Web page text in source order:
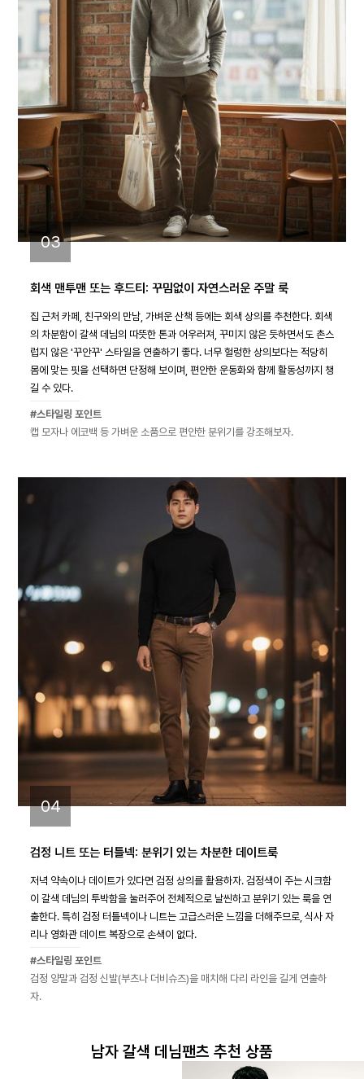
03
회색 맨투맨 또는 후드티: 꾸밈없이 자연스러운 주말 룩
집 근처 카페, 친구와의 만남, 가벼운 산책 등에는 회색 상의를 추천한다. 회색
의 차분함이 갈색 데님의 따뜻한 톤과 어우러져, 꾸미지 않은 듯하면서도 촌스
럽지 않은 '꾸안꾸' 스타일을 연출하기 좋다. 너무 헐렁한 상의보다는 적당히
몸에 맞는 핏을 선택하면 단정해 보이며, 편안한 운동화와 함께 활동성까지 챙
길 수 있다.
#스타일링 포인트
캡 모자나 에코백 등 가벼운 소품으로 편안한 분위기를 강조해보자.
04
검정 니트 또는 터틀넥: 분위기 있는 차분한 데이트룩
저녁 약속이나 데이트가 있다면 검정 상의를 활용하자. 검정색이 주는 시크함
이 갈색 데님의 투박함을 눌러주어 전체적으로 날씬하고 분위기 있는 룩을 연
출한다. 특히 검정 터틀넥이나 니트는 고급스러운 느낌을 더해주므로, 식사 자
리나 영화관 데이트 복장으로 손색이 없다.
#스타일링 포인트
검정 양말과 검정 신발(부츠나 더비슈즈)을 매치해 다리 라인을 길게 연출하
자.
남자 갈색 데님팬츠 추천 상품